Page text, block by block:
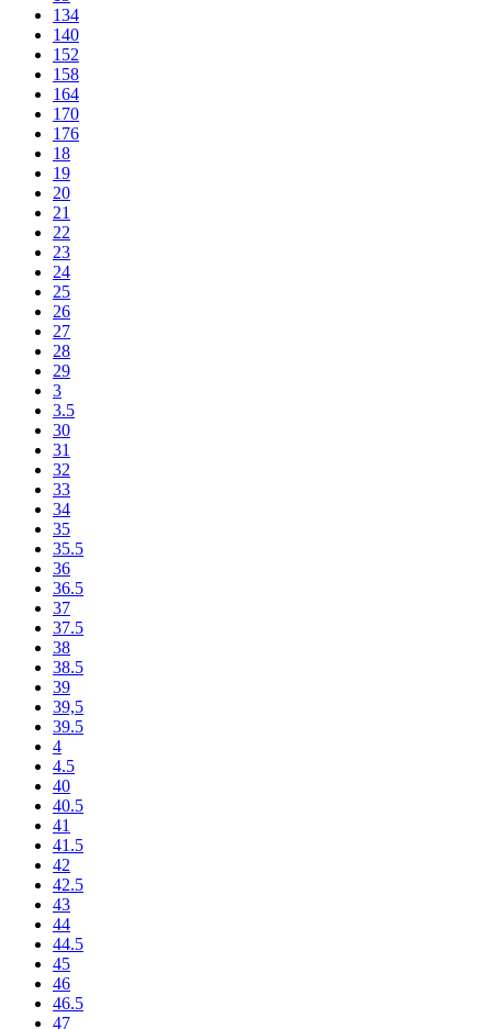
134
140
152
158
164
170
176
18
19
20
21
22
23
24
25
26
27
28
29
3
3.5
30
31
32
33
34
35
35.5
36
36.5
37
37.5
38
38.5
39
39,5
39.5
4
4.5
40
40.5
41
41.5
42
42.5
43
44
44.5
45
46
46.5
47